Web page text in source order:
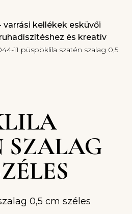
varrási kellékek esküvői
és kreatív
11 püspöklila szatén szalag 0,5
SZALAG
0,5 cm széles